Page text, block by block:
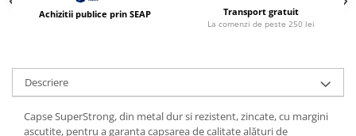
Acuarele, guase, tempera si
Carioci
Ascutitori
Creioane
Achizitii publice prin SEAP Transport gratuit
La comenzi de peste 250 lei
Descriere
Capse SuperStrong, din metal dur si rezistent, zincate, cu margini
ascutite, pentru a garanta capsarea de calitate alături de